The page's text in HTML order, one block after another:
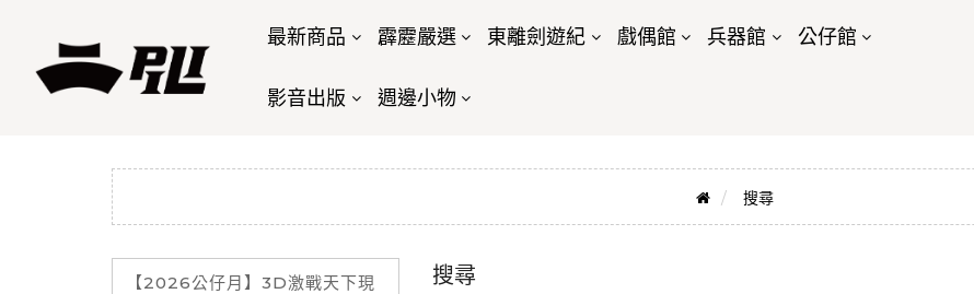
最新商品 霹靂嚴選 東離劍遊紀 戲偶館 兵器館 公仔館
影音出版 週邊小物
搜尋
【2026公仔月】3D激戰天下現
搜尋